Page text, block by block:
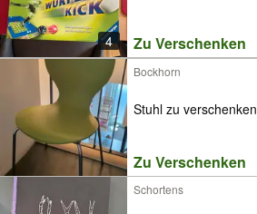
4 Zu Verschenken
Bockhorn
Stuhl zu verschenken
Zu Verschenken
Schortens